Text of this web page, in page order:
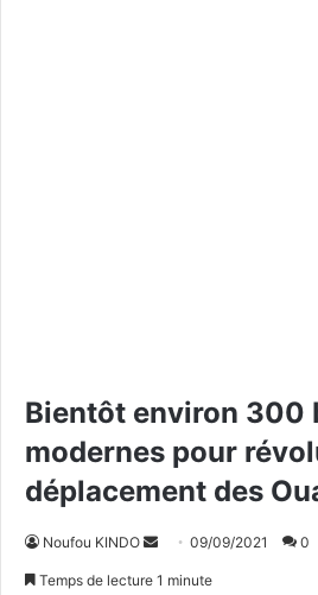
Bientôt environ 300
modernes pour
déplacement des
Noufou KINDO 09/09/2021 0
Temps de lecture 1 minute